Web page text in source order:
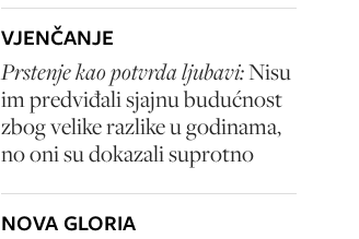
VJENČANJE
Prstenje kao potvrda ljubavi:Nisu
im predviđali sjajnu budućnost
zbog velike razlike u godinama,
no oni su dokazali suprotno
NOVA GLORIA